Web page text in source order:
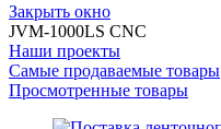
Закрыть окно
JVM-1000LS CNC
Наши проекты
Самые продаваемые товары
Просмотренные товары